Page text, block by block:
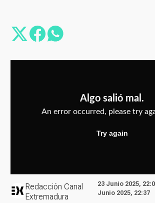
Redacción Canal
Extremadura
23 Junio 2025,
Junio 2025, 22:37